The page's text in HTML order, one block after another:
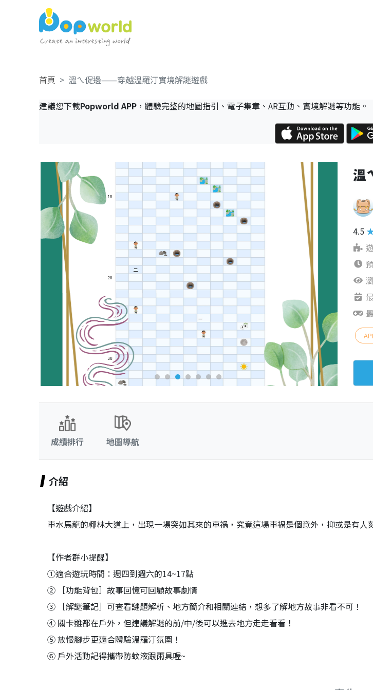
首頁 溫ㄟ促邊⸺穿越溫羅汀實境解謎遊戲
建議您下載Popworld APP，體驗完整的地圖指引、電子集章、AR互動、實境解謎等功能。
溫
4.5
成績排行 地圖導航
介紹
【遊戲介紹】
車水馬龍的椰林大道上，出現一場突如其來的車禍，究竟這場車禍是個意外，抑或是有
【作者群小提醒】
①適合遊玩時間：週四到週六的14~17點
② ［功能背包］故事回憶可回顧故事劇情
③ ［解謎筆記］可查看謎題解析、地方簡介和相關連結，想多了解地方故事非看不可！
④ 關卡雖都在戶外，但建議解謎的前/中/後可以進去地方走走看看！
⑤ 放慢腳步更適合體驗溫羅汀氛圍！
⑥ 戶外活動記得攜帶防蚊液跟雨具喔~